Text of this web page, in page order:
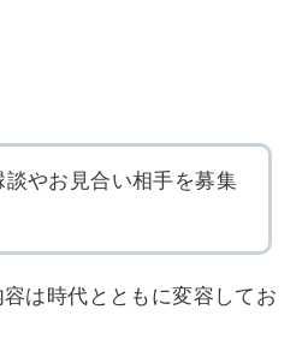
やお見合い相手を募集
は時代とともに変容してお